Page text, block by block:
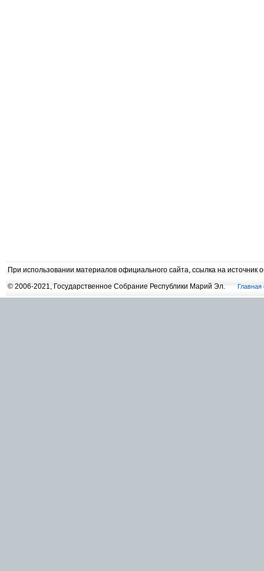
При использовании материалов официального сайта, ссылка на источник
© 2006-2021, Государственное Собрание Республики Марий Эл.
Главная